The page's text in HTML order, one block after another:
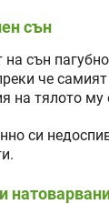
сън
на сън
че
на тялото му
си